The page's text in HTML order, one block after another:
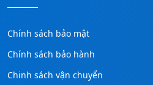
Chính sách bảo mật
Chính sách bảo hành
Chinh sách vận chuyển